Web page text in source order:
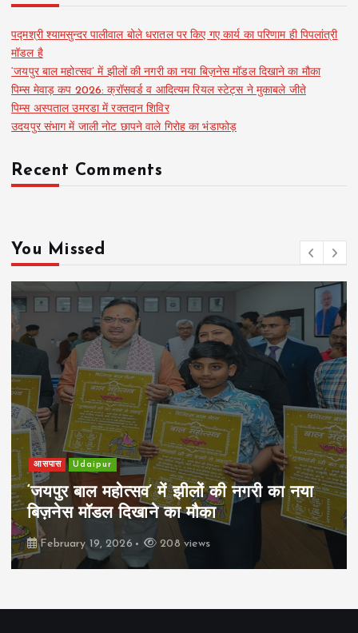
पद्मश्री श्यामसुन्दर पालीवाल बोले धरातल पर किए गए कार्य का परिणाम ही पिपलांत्री
मॉडल है
‘जयपुर बाल महोत्सव’ में झीलों की नगरी का नया बिज़नेस मॉडल दिखाने का मौका
पिम्स मेवाड़ कप 2026: क्रॉसवर्ड व आदित्यम रियल स्टेट्स ने मुकाबले जीते
पिम्स अस्पताल उमरडा में रक्तदान शिविर
उदयपुर संभाग में जाली नोट छापने वाले गिरोह का भंडाफोड़
Recent Comments
You Missed
खेल Udaipur
पिम्स मेवाड़ कप 2026: क्रॉसवर्ड व आदित्यम
रियल स्टेट्स ने मुकाबले जीते
February 19, 2026 161 views